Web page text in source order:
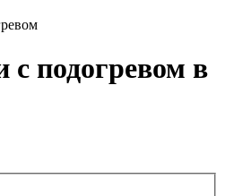
с подогревом в